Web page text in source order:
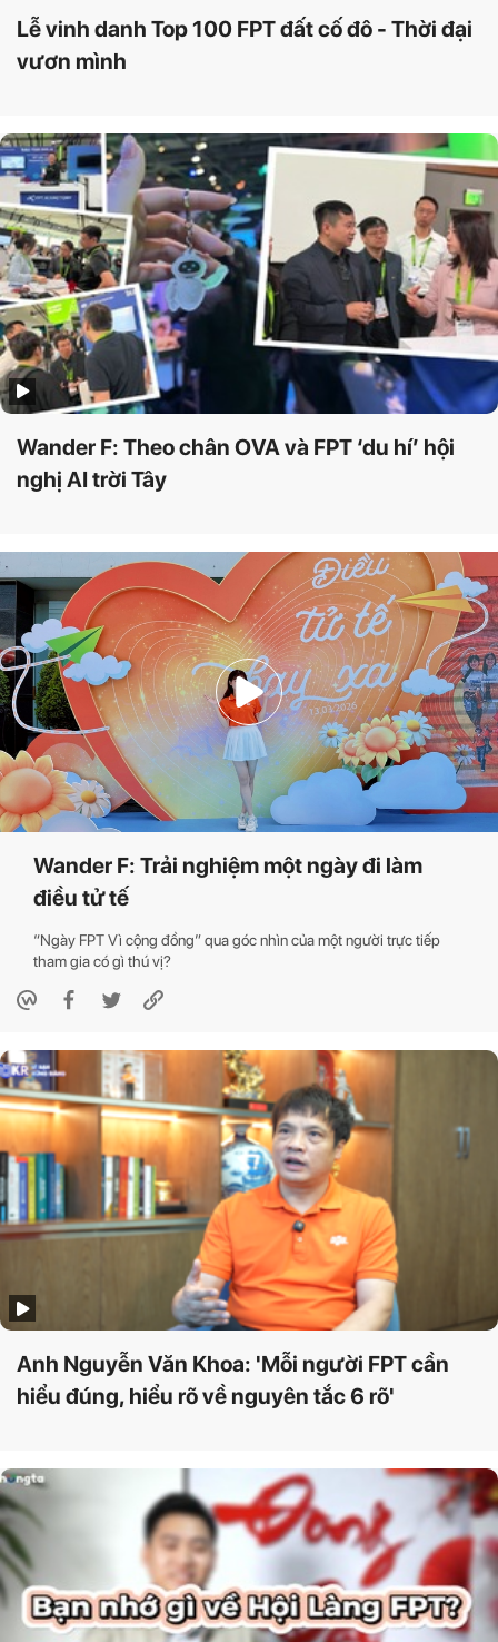
Lễ vinh danh Top 100 FPT đất cố đô - Thời đại
vươn mình
Wander F: Theo chân OVA và FPT ‘du hí’ hội
nghị AI trời Tây
Wander F: Trải nghiệm một ngày đi làm
điều tử tế
“Ngày FPT Vì cộng đồng” qua góc nhìn của một người trực tiếp
tham gia có gì thú vị?
Anh Nguyễn Văn Khoa: 'Mỗi người FPT cần
hiểu đúng, hiểu rõ về nguyên tắc 6 rõ'